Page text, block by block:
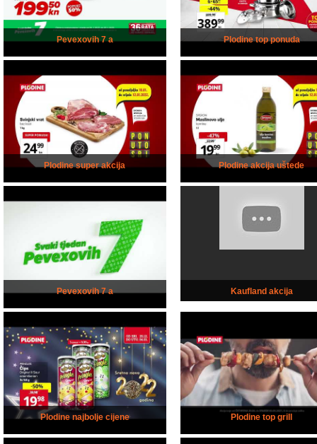
Pevexovih 7 a Plodine top ponuda
Plodine super akcija Plodine akcija uštede
Pevexovih 7 a Kaufland akcija
Plodine najbolje cijene Plodine top grill